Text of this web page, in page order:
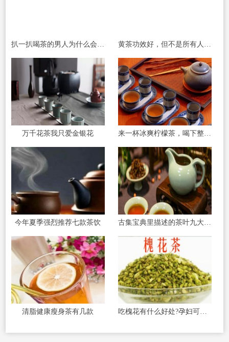
万千花茶我只爱金银花 来一杯冰爽柠檬茶，喝下整个夏天
今年夏季强烈推荐七款茶饮 古集宝典里描述的茶叶九大养生功效！
清脂健康瘦身茶有几款